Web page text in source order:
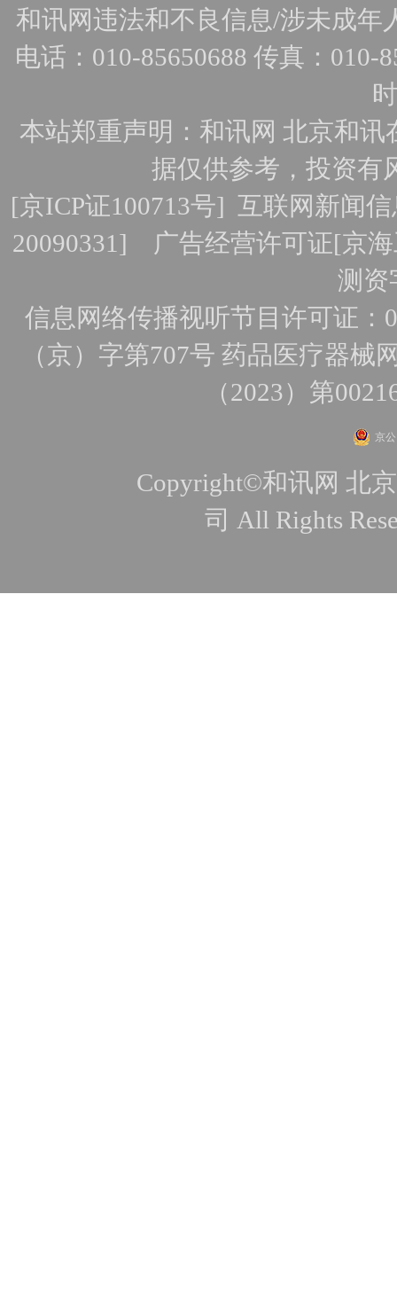
和讯网违法和不良信息/涉未成年
电话：010-85650688 传真：010-
本站郑重声明：和讯网 北京和
据仅供参考，投资有
[京ICP证100713号]互联网新闻
20090331] 广告经营许可证[京
测资
信息网络传播视听节目许可证：
（京）字第707号 药品医疗器械
（2023）第
京
Copyright©和讯网 北
司 All Rights